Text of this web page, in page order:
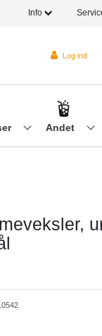
Info
Log ind
Andet